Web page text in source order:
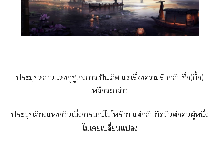
ประมุขาแห่งกูซูเก่งกาจเป็นเลิศ แต่เรื่องารักกลับซื่อ(บื้อ)
เหลือะกล่าว
ประมุขเจียงแห่งอวิ๋นเมิ่าณ์โโร้าย แต่กลับยึดมั่นต่อผู้หนึ่ง
ไม่เเปลี่ยนแ